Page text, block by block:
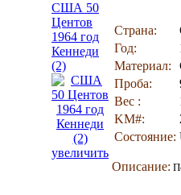
США 50
Центов
1964 год
Кеннеди
(2)
увеличить
Страна:
Год:
Материал:
Проба:
Вес :
KM#:
Состояние:
Описание: